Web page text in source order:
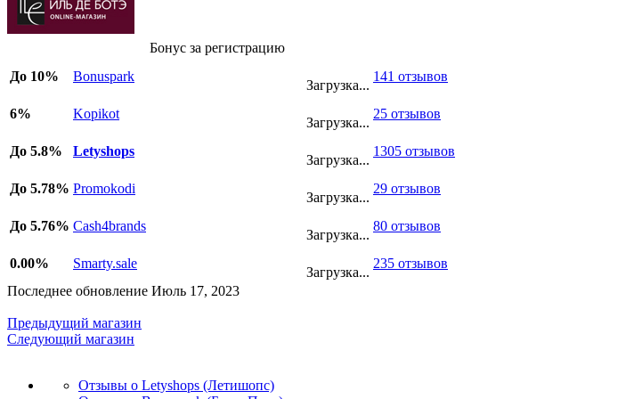
Бонус за регистрацию
До 10%
Bonuspark
Загрузка...
141 отзывов
6% Kopikot
Загрузка...
25 отзывов
До 5.8% Letyshops
Загрузка...
1305 отзывов
До 5.78% Promokodi
Загрузка...
29 отзывов
До 5.76% Cash4brands
Загрузка...
80 отзывов
0.00% Smarty.sale
Загрузка...
235 отзывов
Последнее обновление Июль 17, 2023
Предыдущий магазин
Следующий магазин
Отзывы о Letyshops (Летишопс)